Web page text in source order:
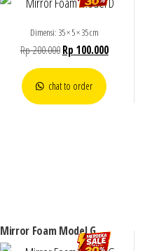
Dimensi: 35 × 5 × 35 cm
Rp200.000 Rp 100.000
chat to order
Mirror Foam Model G